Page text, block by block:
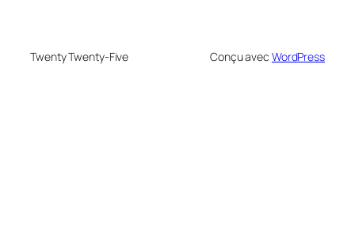
Twenty Twenty-Five Conçu avec WordPress